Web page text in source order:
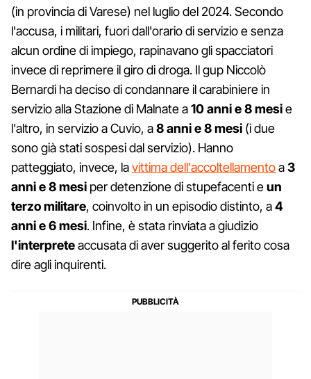
(in provincia di Varese) nel luglio del 2024. Secondo
l'accusa, i militari, fuori dall'orario di servizio e senza
alcun ordine di impiego, rapinavano gli spacciatori
invece di reprimere il giro di droga. Il gup Niccolò
Bernardi ha deciso di condannare il carabiniere in
servizio alla Stazione di Malnate a10 anni e 8 mesie
l'altro, in servizio a Cuvio, a8 anni e 8 mesi (i due
sono già stati sospesi dal servizio). Hanno
patteggiato, invece, lavittima dell'accoltellamentoa3
anni e 8 mesi per detenzione di stupefacenti eun
terzo militare, coinvolto in un episodio distinto, a4
anni e 6 mesi. Infine, è stata rinviata a giudizio
l'interpreteaccusata di aver suggerito al ferito cosa
dire agli inquirenti.